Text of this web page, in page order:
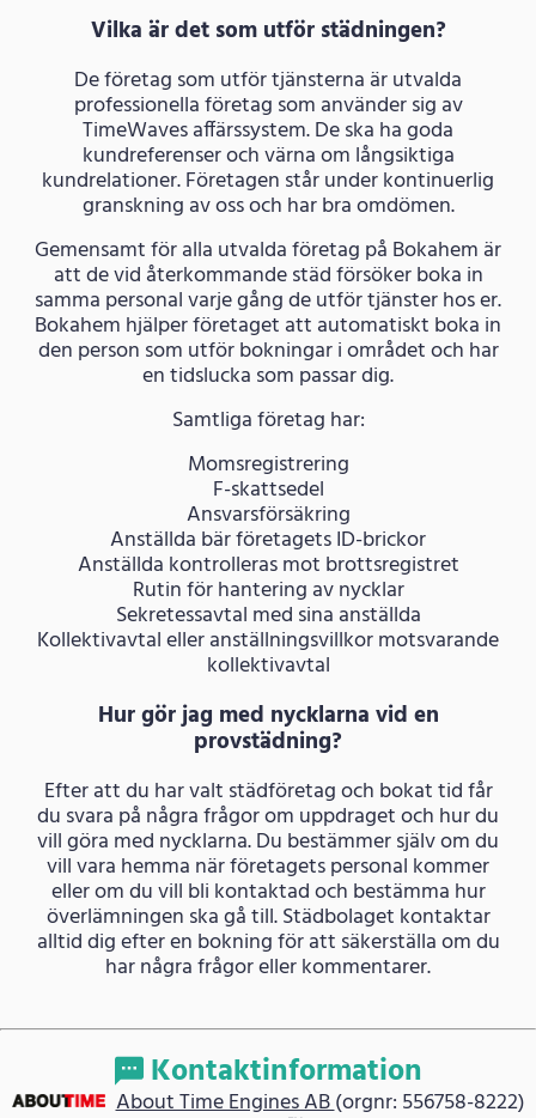
Vilka är det som utför städningen?
De företag som utför tjänsterna är utvalda
professionella företag som använder sig av
TimeWaves affärssystem. De ska ha goda
kundreferenser och värna om långsiktiga
kundrelationer. Företagen står under kontinuerlig
granskning av oss och har bra omdömen.
Gemensamt för alla utvalda företag på Bokahem är
att de vid återkommande städ försöker boka in
samma personal varje gång de utför tjänster hos er.
Bokahem hjälper företaget att automatiskt boka in
den person som utför bokningar i området och har
en tidslucka som passar dig.
Samtliga företag har:
Momsregistrering
F-skattsedel
Ansvarsförsäkring
Anställda bär företagets ID-brickor
Anställda kontrolleras mot brottsregistret
Rutin för hantering av nycklar
Sekretessavtal med sina anställda
Kollektivavtal eller anställningsvillkor motsvarande
kollektivavtal
Hur gör jag med nycklarna vid en
provstädning?
Efter att du har valt städföretag och bokat tid får
du svara på några frågor om uppdraget och hur du
vill göra med nycklarna. Du bestämmer själv om du
vill vara hemma när företagets personal kommer
eller om du vill bli kontaktad och bestämma hur
överlämningen ska gå till. Städbolaget kontaktar
alltid dig efter en bokning för att säkerställa om du
har några frågor eller kommentarer.
Kontaktinformation
About Time Engines AB(orgnr: 556758-8222)